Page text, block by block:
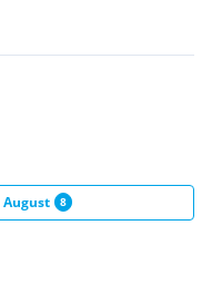
August
8